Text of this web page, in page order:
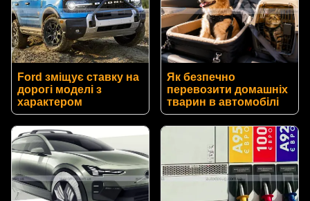
Ford зміщує ставку на
дорогі моделі з
характером
Як безпечно
перевозити домашніх
тварин в автомобілі